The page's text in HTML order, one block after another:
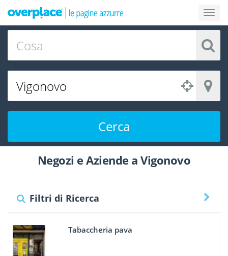
Cerca
Negozi e Aziende a Vigonovo
Filtri di Ricerca
Tabaccheria pava